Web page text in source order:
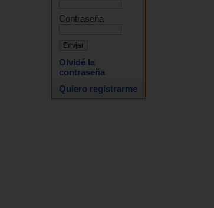
Contraseña
Olvidé la
contraseña
Quiero registrarme